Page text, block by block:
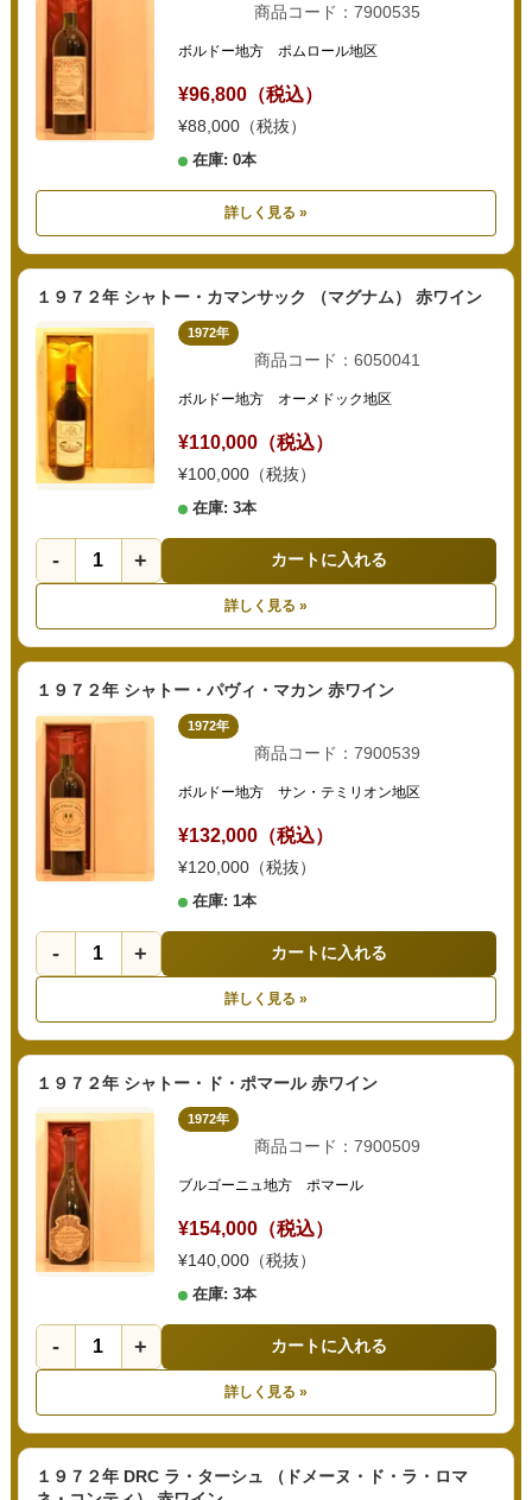
商品コード：7900535
ボルドー地方 ポムロール地区
¥96,800（税込）
¥88,000（税抜）
在庫: 0本
詳しく見る »
１９７２年 シャトー・カマンサック （マグナム） 赤ワイン
1972年
商品コード：6050041
ボルドー地方 オーメドック地区
¥110,000（税込）
¥100,000（税抜）
在庫: 3本
- + カートに入れる
詳しく見る »
１９７２年 シャトー・パヴィ・マカン 赤ワイン
1972年
商品コード：7900539
ボルドー地方 サン・テミリオン地区
¥132,000（税込）
¥120,000（税抜）
在庫: 1本
- + カートに入れる
詳しく見る »
１９７２年 シャトー・ド・ポマール 赤ワイン
1972年
商品コード：7900509
ブルゴーニュ地方 ポマール
¥154,000（税込）
¥140,000（税抜）
在庫: 3本
- + カートに入れる
詳しく見る »
１９７２年 DRC ラ・ターシュ （ドメーヌ・ド・ラ・ロマ